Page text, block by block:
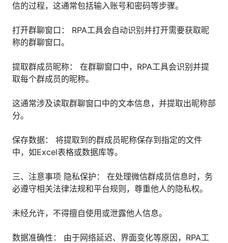
信的过程，这通常包括输入账号和密码等步骤。
打开群聊窗口： RPA工具会自动识别并打开需要获取昵
称的群聊窗口。
提取群成员昵称： 在群聊窗口中，RPA工具会识别并提
取每个群成员的昵称。
这通常涉及读取群聊窗口中的文本信息，并提取出昵称部
分。
保存数据： 将提取到的群成员昵称保存到指定的文件
中，如Excel表格或数据库等。
三、注意事项 隐私保护： 在处理微信群成员信息时，务
必遵守相关法律法规和平台规则，尊重他人的隐私权。
未经允许，不得擅自使用或泄露他人信息。
数据准确性： 由于网络延迟、界面变化等原因，RPA工